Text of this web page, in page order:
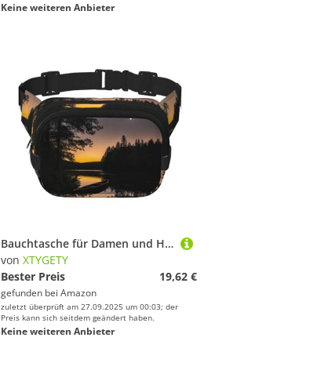
Keine weiteren Anbieter
Bauchtasche für Damen und Herren, Motiv: Kanu, Allagash River Print, Gürteltasche mit verstellbarem Gurt, für Reisen, Wandern, Radfahren
von XTYGETY
Bester Preis
19,62 €
gefunden bei Amazon
zuletzt überprüft am 27.09.2025 um 00:03; der
Preis kann sich seitdem geändert haben.
Keine weiteren Anbieter